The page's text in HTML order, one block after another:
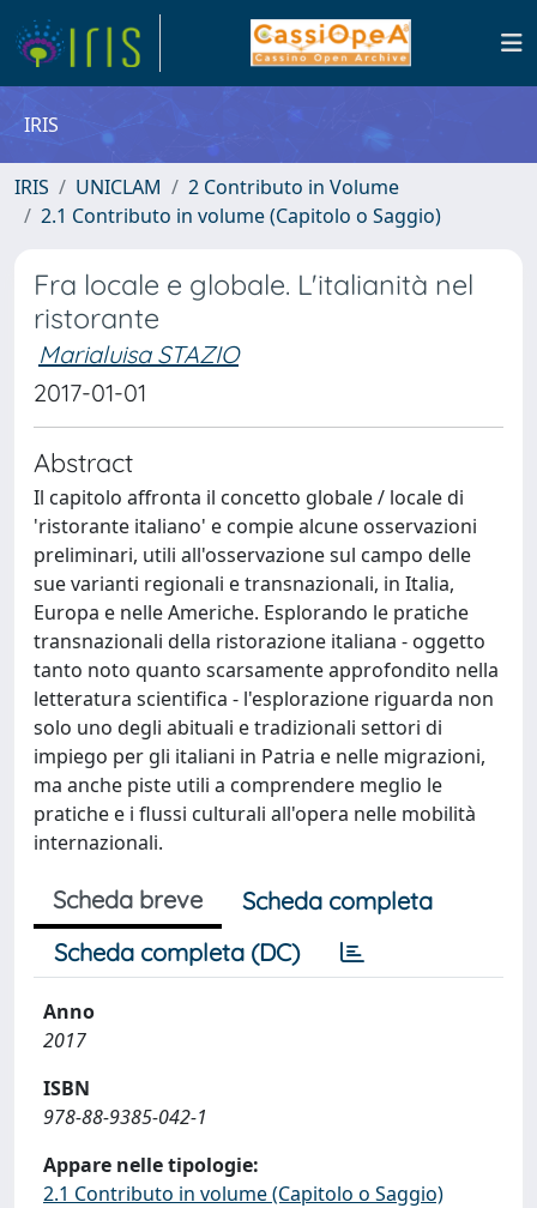
IRIS
IRIS UNICLAM
2 Contributo in Volume
2.1 Contributo in volume (Capitolo o Saggio)
Fra locale e globale. L'italianità nel
ristorante
Marialuisa STAZIO
2017-01-01
Abstract
Il capitolo affronta il concetto globale / locale di
'ristorante italiano' e compie alcune osservazioni
preliminari, utili all'osservazione sul campo delle
sue varianti regionali e transnazionali, in Italia,
Europa e nelle Americhe. Esplorando le pratiche
transnazionali della ristorazione italiana - oggetto
tanto noto quanto scarsamente approfondito nella
letteratura scientifica - l'esplorazione riguarda non
solo uno degli abituali e tradizionali settori di
impiego per gli italiani in Patria e nelle migrazioni,
ma anche piste utili a comprendere meglio le
pratiche e i flussi culturali all'opera nelle mobilità
internazionali.
Scheda breve
Scheda completa
Scheda completa (DC)
Anno
2017
ISBN
978-88-9385-042-1
Appare nelle tipologie:
2.1 Contributo in volume (Capitolo o Saggio)